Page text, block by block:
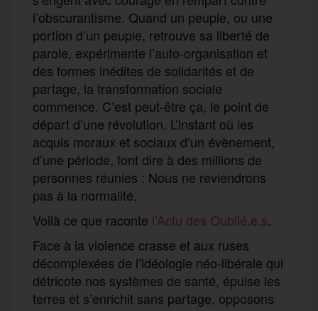
l’obscurantisme. Quand un peuple, ou une
portion d’un peuple, retrouve sa liberté de
parole, expérimente l’auto-organisation et
des formes inédites de solidarités et de
partage, la transformation sociale
commence. C’est peut-être ça, le point de
départ d’une révolution. L’instant où les
acquis moraux et sociaux d’un évènement,
d’une période, font dire à des millions de
personnes réunies : Nous ne reviendrons
pas à la normalité.
Voilà ce que raconte l’Actu des Oublié.e.s.
Face à la violence crasse et aux ruses
décomplexées de l’idéologie néo-libérale qui
détricote nos systèmes de santé, épuise les
terres et s’enrichit sans partage, opposons